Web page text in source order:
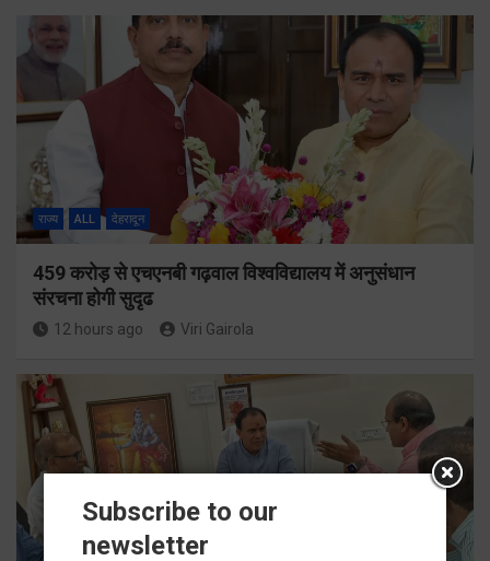
राज्य ALL देहरादून
459 करोड़ से एचएनबी गढ़वाल विश्वविद्यालय में अनुसंधान
संरचना होगी सुदृढ
12 hours ago Viri Gairola
Subscribe to our
newsletter